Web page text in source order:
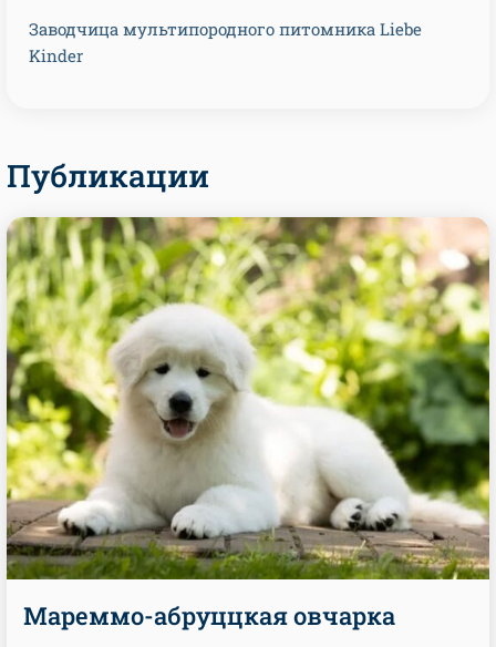
Заводчица мультипородного питомника Liebe
Kinder
Публикации
Мареммо-абруццкая овчарка